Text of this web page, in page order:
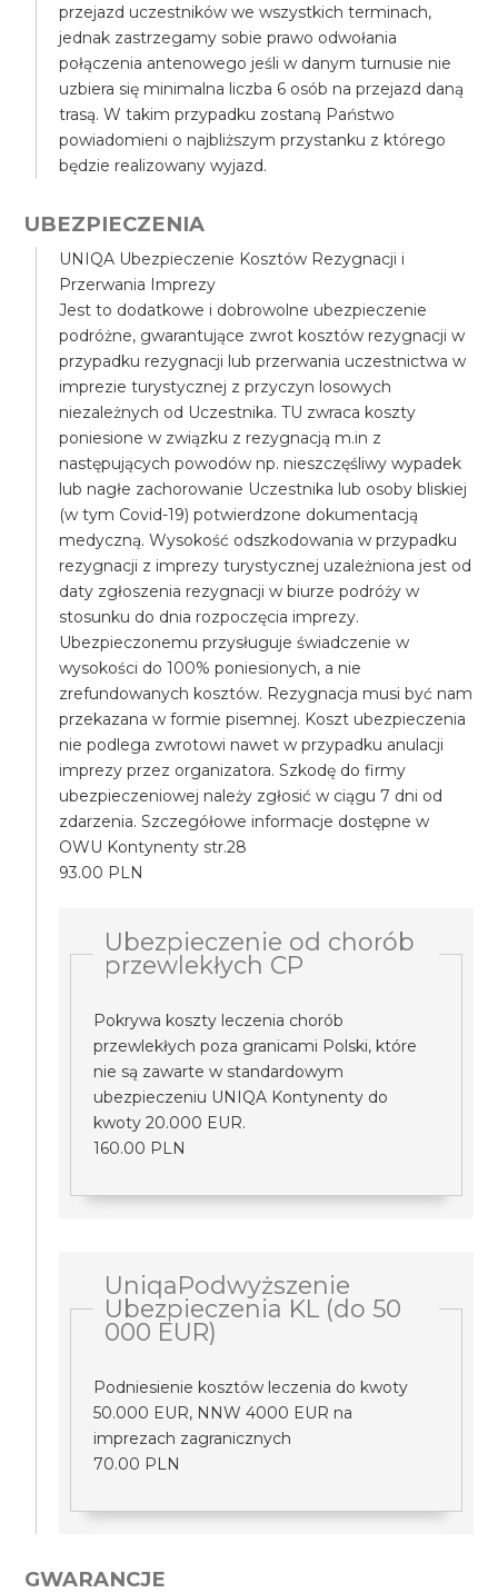
przejazd uczestników we wszystkich terminach,
jednak zastrzegamy sobie prawo odwołania
połączenia antenowego jeśli w danym turnusie nie
uzbiera się minimalna liczba 6 osób na przejazd daną
trasą. W takim przypadku zostaną Państwo
powiadomieni o najbliższym przystanku z którego
będzie realizowany wyjazd.
UBEZPIECZENIA
UNIQA Ubezpieczenie Kosztów Rezygnacji i
Przerwania Imprezy
Jest to dodatkowe i dobrowolne ubezpieczenie
podróżne, gwarantujące zwrot kosztów rezygnacji w
przypadku rezygnacji lub przerwania uczestnictwa w
imprezie turystycznej z przyczyn losowych
niezależnych od Uczestnika. TU zwraca koszty
poniesione w związku z rezygnacją m.in z
następujących powodów np. nieszczęśliwy wypadek
lub nagłe zachorowanie Uczestnika lub osoby bliskiej
(w tym Covid-19) potwierdzone dokumentacją
medyczną. Wysokość odszkodowania w przypadku
rezygnacji z imprezy turystycznej uzależniona jest od
daty zgłoszenia rezygnacji w biurze podróży w
stosunku do dnia rozpoczęcia imprezy.
Ubezpieczonemu przysługuje świadczenie w
wysokości do 100% poniesionych, a nie
zrefundowanych kosztów. Rezygnacja musi być nam
przekazana w formie pisemnej. Koszt ubezpieczenia
nie podlega zwrotowi nawet w przypadku anulacji
imprezy przez organizatora. Szkodę do firmy
ubezpieczeniowej należy zgłosić w ciągu 7 dni od
zdarzenia. Szczegółowe informacje dostępne w
OWU Kontynenty str.28
93.00 PLN
Ubezpieczenie od chorób
przewlekłych CP
Pokrywa koszty leczenia chorób
przewlekłych poza granicami Polski, które
nie są zawarte w standardowym
ubezpieczeniu UNIQA Kontynenty do
kwoty 20.000 EUR.
160.00 PLN
UniqaPodwyższenie
Ubezpieczenia KL (do 50
000 EUR)
Podniesienie kosztów leczenia do kwoty
50.000 EUR, NNW 4000 EUR na
imprezach zagranicznych
70.00 PLN
GWARANCJE